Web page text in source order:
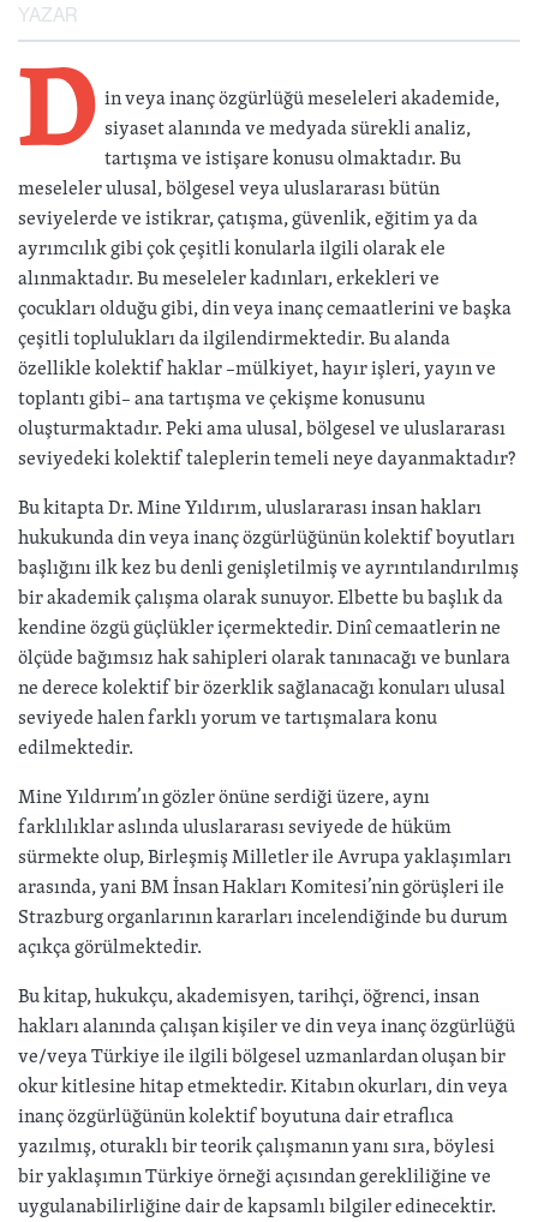
YAZAR
Din veya inanç özgürlüğü meseleleri akademide,
siyaset alanında ve medyada sürekli analiz,
tartışma ve istişare konusu olmaktadır. Bu
meseleler ulusal, bölgesel veya uluslararası bütün
seviyelerde ve istikrar, çatışma, güvenlik, eğitim ya da
ayrımcılık gibi çok çeşitli konularla ilgili olarak ele
alınmaktadır. Bu meseleler kadınları, erkekleri ve
çocukları olduğu gibi, din veya inanç cemaatlerini ve başka
çeşitli toplulukları da ilgilendirmektedir. Bu alanda
özellikle kolektif haklar –mülkiyet, hayır işleri, yayın ve
toplantı gibi– ana tartışma ve çekişme konusunu
oluşturmaktadır. Peki ama ulusal, bölgesel ve uluslararası
seviyedeki kolektif taleplerin temeli neye dayanmaktadır?
Bu kitapta Dr. Mine Yıldırım, uluslararası insan hakları
hukukunda din veya inanç özgürlüğünün kolektif boyutları
başlığını ilk kez bu denli genişletilmiş ve ayrıntılandırılmış
bir akademik çalışma olarak sunuyor. Elbette bu başlık da
kendine özgü güçlükler içermektedir. Dinî cemaatlerin ne
ölçüde bağımsız hak sahipleri olarak tanınacağı ve bunlara
ne derece kolektif bir özerklik sağlanacağı konuları ulusal
seviyede halen farklı yorum ve tartışmalara konu
edilmektedir.
Mine Yıldırım’ın gözler önüne serdiği üzere, aynı
farklılıklar aslında uluslararası seviyede de hüküm
sürmekte olup, Birleşmiş Milletler ile Avrupa yaklaşımları
arasında, yani BM İnsan Hakları Komitesi’nin görüşleri ile
Strazburg organlarının kararları incelendiğinde bu durum
açıkça görülmektedir.
Bu kitap, hukukçu, akademisyen, tarihçi, öğrenci, insan
hakları alanında çalışan kişiler ve din veya inanç özgürlüğü
ve/veya Türkiye ile ilgili bölgesel uzmanlardan oluşan bir
okur kitlesine hitap etmektedir. Kitabın okurları, din veya
inanç özgürlüğünün kolektif boyutuna dair etraflıca
yazılmış, oturaklı bir teorik çalışmanın yanı sıra, böylesi
bir yaklaşımın Türkiye örneği açısından gerekliliğine ve
uygulanabilirliğine dair de kapsamlı bilgiler edinecektir.